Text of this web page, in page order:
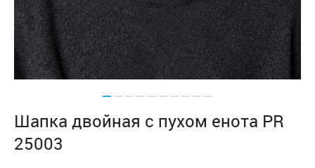
Шапка двойная с пухом енота PR
25003